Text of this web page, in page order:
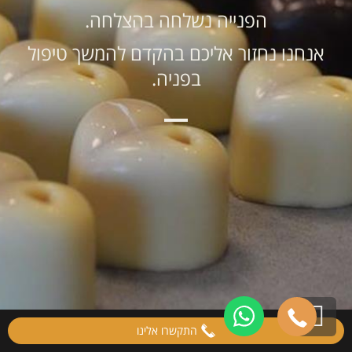
הפנייה נשלחה בהצלחה.
אנחנו נחזור אליכם בהקדם להמשך טיפול
בפניה.
גלילה
לראש התקשרו אלינו